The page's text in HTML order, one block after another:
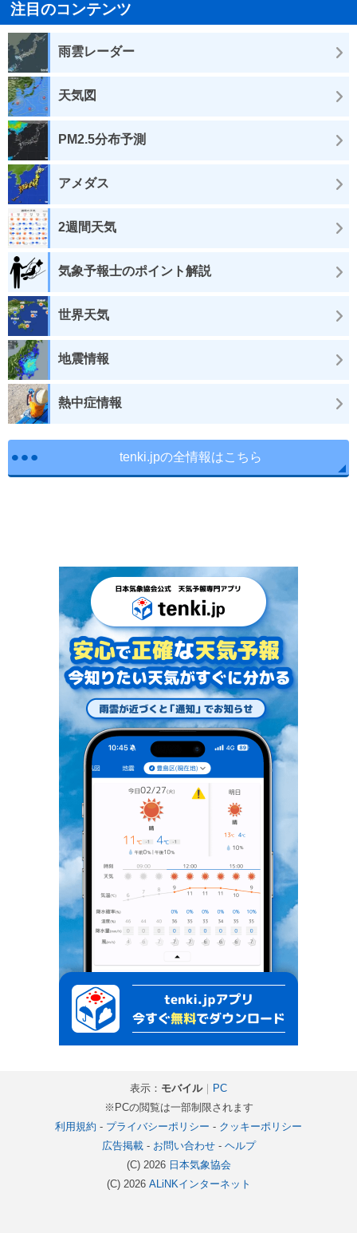
注目のコンテンツ
雨雲レーダー
天気図
PM2.5分布予測
アメダス
2週間天気
気象予報士のポイント解説
世界天気
地震情報
熱中症情報
tenki.jpの全情報はこちら
表示： モバイル｜
PC
※PCの閲覧は一部制限されます
利用規約 - プライバシーポリシー - クッキーポリシー
広告掲載- お問い合わせ- ヘルプ
(C) 2026 日本気象協会
(C) 2026 ALiNKインターネット